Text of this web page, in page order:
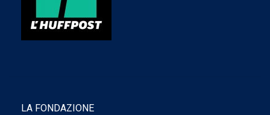
LA FONDAZIONE